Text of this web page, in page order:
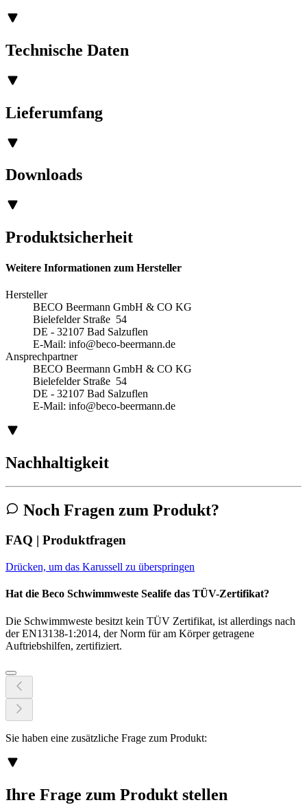
Technische Daten
Lieferumfang
Downloads
Produktsicherheit
Weitere Informationen zum Hersteller
Hersteller
BECO Beermann GmbH & CO KG
Bielefelder Straße 54
DE - 32107 Bad Salzuflen
E-Mail: info@beco-beermann.de
Ansprechpartner
BECO Beermann GmbH & CO KG
Bielefelder Straße 54
DE - 32107 Bad Salzuflen
E-Mail: info@beco-beermann.de
Nachhaltigkeit
Noch Fragen zum Produkt?
FAQ | Produktfragen
Drücken, um das Karussell zu überspringen
Hat die Beco Schwimmweste Sealife das TÜV-Zertifikat?
Die Schwimmweste besitzt kein TÜV Zertifikat, ist allerdings nach
der EN13138-1:2014, der Norm für am Körper getragene
Auftriebshilfen, zertifiziert.
Sie haben eine zusätzliche Frage zum Produkt:
Ihre Frage zum Produkt stellen